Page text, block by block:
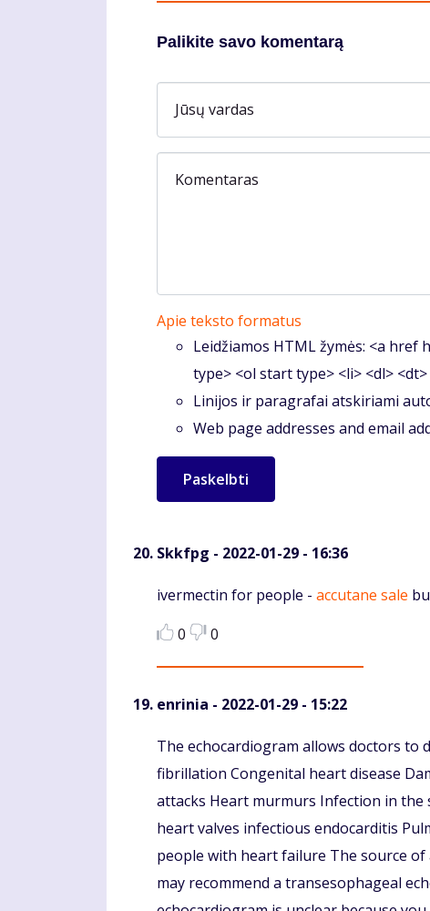
Palikite savo komentarą
Jūsų vardas
Komentaras
Apie teksto formatus
Leidžiamos HTML žymės: <a href
type> <ol start type> <li> <dl>
Linijos ir paragrafai atskiriami
Web page addresses and email
Skkfpg - 2022-01-29 - 16:36
Komentaras
ivermectin for people - accutane sale
0
0
enrinia - 2022-01-29 - 15:22
Komentaras
The echocardiogram allows doctors to
fibrillation Congenital heart disease
attacks Heart murmurs Infection in
heart valves infectious endocarditis
people with heart failure The source
may recommend a transesophageal